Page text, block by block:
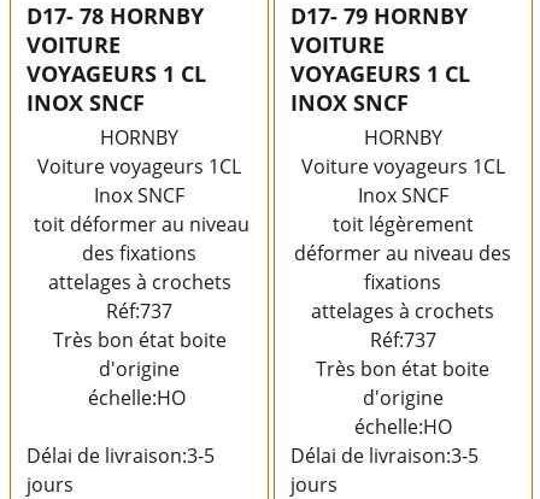
D17- 78 HORNBY
VOITURE
VOYAGEURS 1 CL
INOX SNCF
HORNBY
Voiture voyageurs 1CL
Inox SNCF
toit déformer au niveau
des fixations
attelages à crochets
Réf:737
Très bon état boite
d'origine
échelle:HO
Délai de livraison:3-5
jours
D17- 79 HORNBY
VOITURE
VOYAGEURS 1 CL
INOX SNCF
HORNBY
Voiture voyageurs 1CL
Inox SNCF
toit légèrement
déformer au niveau des
fixations
attelages à crochets
Réf:737
Très bon état boite
d'origine
échelle:HO
Délai de livraison:3-5
jours